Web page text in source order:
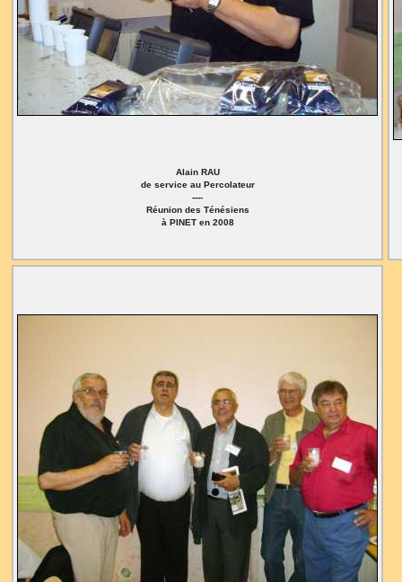
Alain RAU
de service au Percolateur
----
Réunion des Ténésiens
à PINET en 2008